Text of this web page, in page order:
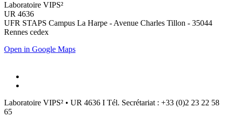
Laboratoire VIPS²
UR 4636
UFR STAPS Campus La Harpe - Avenue Charles Tillon - 35044
Rennes cedex
Open in Google Maps
Laboratoire VIPS² • UR 4636 I Tél. Secrétariat : +33 (0)2 23 22 58
65